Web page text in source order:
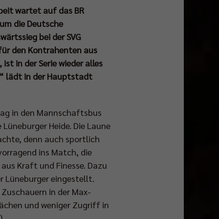
wartet auf das BR
die Deutsche
bei der SVG
den Kontrahenten aus
in der Serie wieder alles
lädt in der Hauptstadt
in den Mannschaftsbus
Heide. Die Laune
denn auch sportlich
ins Match, die
Kraft und Finesse. Dazu
Lüneburger eingestellt.
in der Max-
und weniger Zugriff in